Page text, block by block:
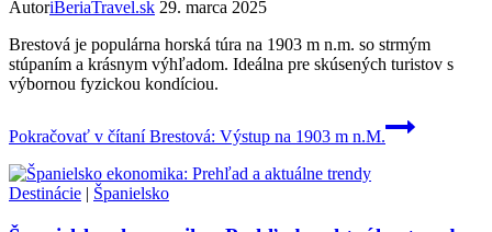
AutoriBeriaTravel.sk 29. marca 2025
Brestová je populárna horská túra na 1903 m n.m. so strmým
stúpaním a krásnym výhľadom. Ideálna pre skúsených turistov s
výbornou fyzickou kondíciou.
Pokračovať v čítaníBrestová: Výstup na 1903 m n.M.
Destinácie | Španielsko